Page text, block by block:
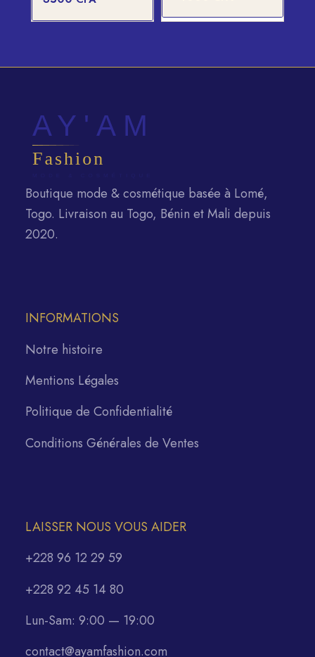
initial
était :
Boutique mode & cosmétique basée à Lomé,
Togo. Livraison au Togo, Bénin et Mali depuis
2020.
INFORMATIONS
Notre histoire
Mentions Légales
Politique de Confidentialité
Conditions Générales de Ventes
LAISSER NOUS VOUS AIDER
+228 96 12 29 59
+228 92 45 14 80
Lun-Sam: 9:00 — 19:00
contact@ayamfashion.com